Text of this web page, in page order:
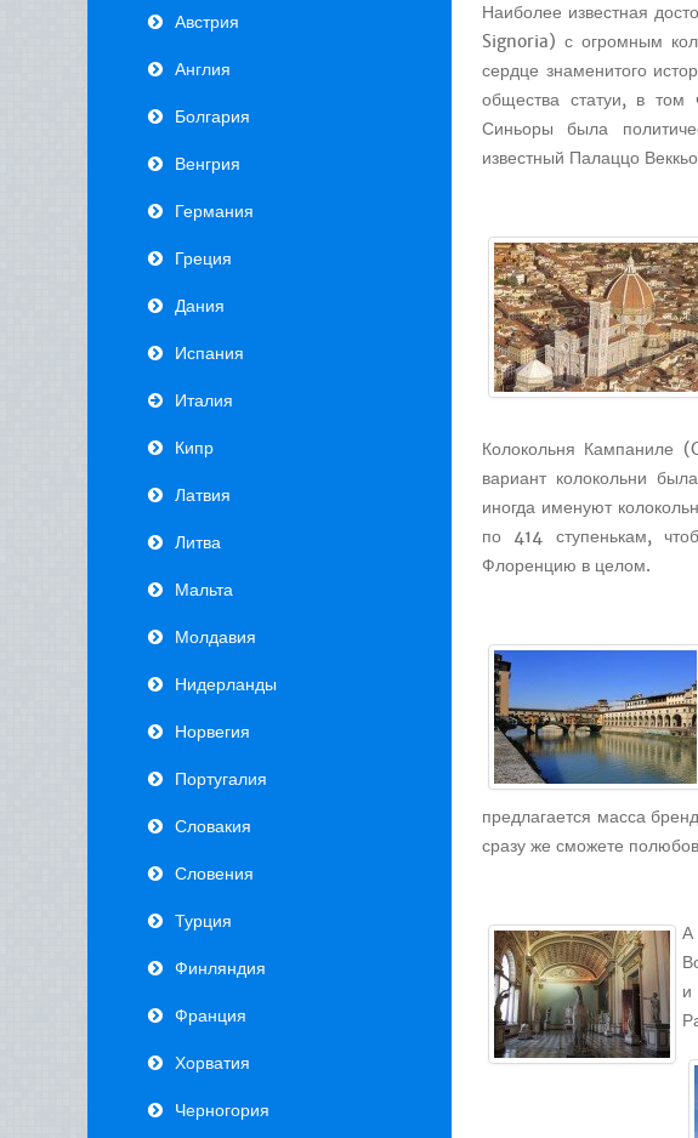
Наиболее известная
Signoria) с огромным
сердце знаменитого
общества статуи, в том
Синьоры была
известный Палаццо
Колокольня Кампаниле
вариант колокольни
иногда именуют
по 414 ступенькам,
Флоренцию в целом.
предлагается масса
сразу же сможете
А
и
Австрия
Англия
Болгария
Венгрия
Германия
Греция
Дания
Испания
Италия
Кипр
Латвия
Литва
Мальта
Молдавия
Нидерланды
Норвегия
Португалия
Словакия
Словения
Турция
Финляндия
Франция
Хорватия
Черногория